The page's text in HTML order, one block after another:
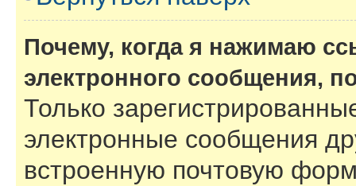
Почему, когда я нажимаю
электронного сообщения,
Только
электронные сообщения
встроенную почтовую